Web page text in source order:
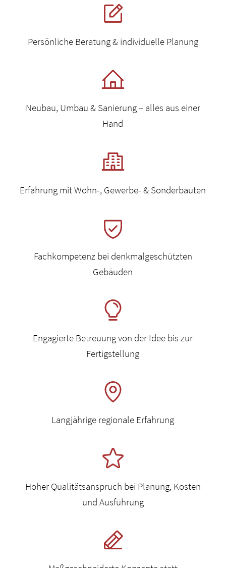
Persönliche Beratung & individuelle Planung
Neubau, Umbau & Sanierung – alles aus einer
Hand
Erfahrung mit Wohn-, Gewerbe- & Sonderbauten
Fachkompetenz bei denkmalgeschützten
Gebäuden
Engagierte Betreuung von der Idee bis zur
Fertigstellung
Langjährige regionale Erfahrung
Hoher Qualitätsanspruch bei Planung, Kosten
und Ausführung